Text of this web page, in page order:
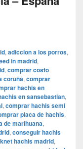
, adiccion a los porros,
in madrid,
, comprar costo
coruña, comprar
hachis en
en sansebastian,
, comprar hachis semi
placa de hachis,
de marihuana,
, conseguir hachis
hachis madrid,